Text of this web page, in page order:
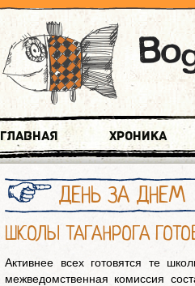
Главная Хроника
ДЕНЬ ЗА ДНЕМ
ШКОЛЫ ТАГАНРОГА
Активнее всех готовятся те
межведомственная комиссия